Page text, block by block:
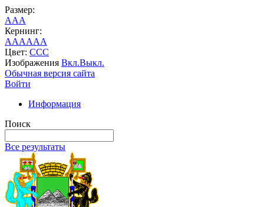
Размер:
AAA
Кернинг:
AAAAAA
Цвет: CCC
Изображения Вкл.Выкл.
Обычная версия сайта
Войти
Информация
Поиск
Все результаты